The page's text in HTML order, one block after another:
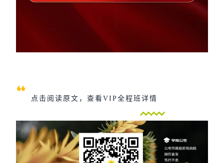
点击阅读原文，查看VIP全程班详情